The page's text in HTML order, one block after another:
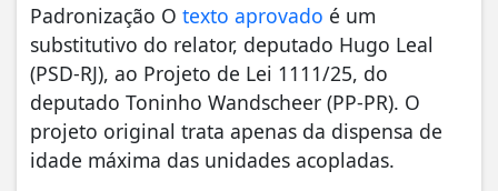
Padronização O texto aprovado é um
substitutivo do relator, deputado Hugo Leal
(PSD-RJ), ao Projeto de Lei 1111/25, do
deputado Toninho Wandscheer (PP-PR). O
projeto original trata apenas da dispensa de
idade máxima das unidades acopladas.